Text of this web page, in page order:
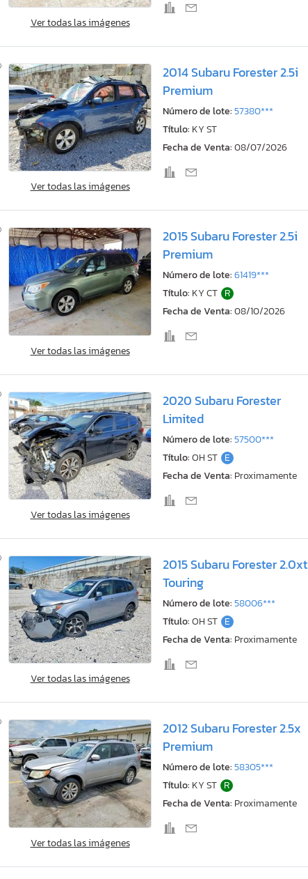
Ver todas las imágenes
Ver todas las imágenes
2014 Subaru Forester 2.5i
Premium
Número de lote:57380***
Título: KY ST
Fecha de Venta:08/07/2026
Ver todas las imágenes
2015 Subaru Forester 2.5i
Premium
Número de lote:61419***
Título: KY CT R
Fecha de Venta:08/10/2026
Ver todas las imágenes
2020 Subaru Forester
Limited
Número de lote:57500***
Título:OH ST E
Fecha de Venta: Proximamente
Ver todas las imágenes
2015 Subaru Forester 2.0xt
Touring
Número de lote:58006***
Título:OH ST E
Fecha de Venta: Proximamente
Ver todas las imágenes
2012 Subaru Forester 2.5x
Premium
Número de lote:58305***
Título: KY ST R
Fecha de Venta: Proximamente